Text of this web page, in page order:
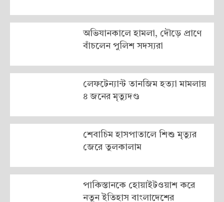
অভিযানকালে হামলা, দৌড়ে প্রাণে
বাঁচলেন পুলিশ সদস্যরা
লেফটেন্যান্ট তানজিম হত্যা মামলায়
৪ জনের মৃত্যুদণ্ড
শেবাচিম হাসপাতালে শিশু মৃত্যুর
জেরে তুলকালাম
পাকিস্তানকে হোয়াইটওয়াশ করে
নতুন ইতিহাস বাংলাদেশের